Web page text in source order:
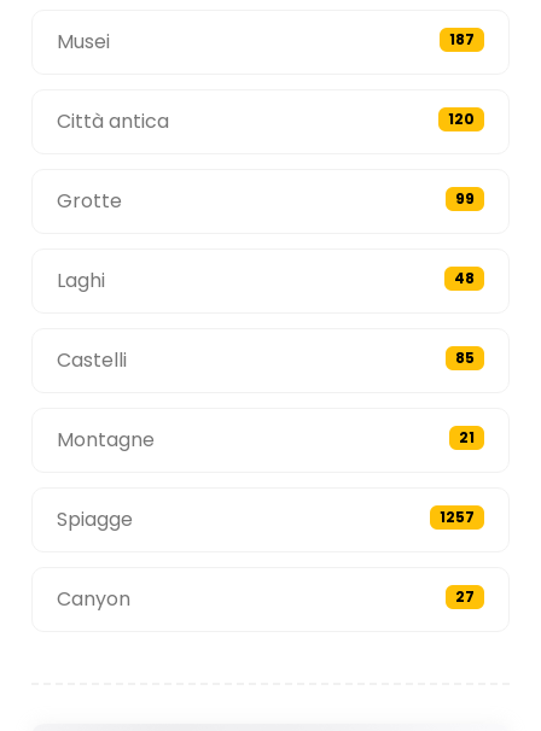
Musei 187
Città antica 120
Grotte 99
Laghi 48
Castelli 85
Montagne 21
Spiagge 1257
Canyon 27